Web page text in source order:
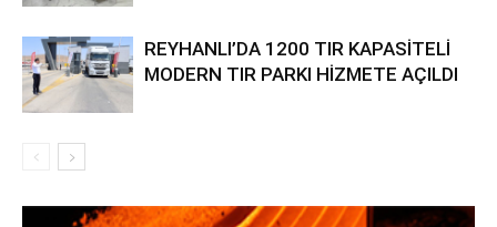
REYHANLI’DA 1200 TIR KAPASİTELİ
MODERN TIR PARKI HİZMETE AÇILDI